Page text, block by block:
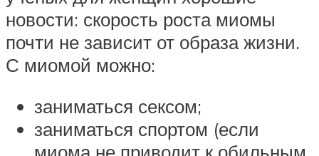
новости: скорость роста миомы
почти не зависит от образа жизни.
С миомой можно:
заниматься сексом;
заниматься спортом (если